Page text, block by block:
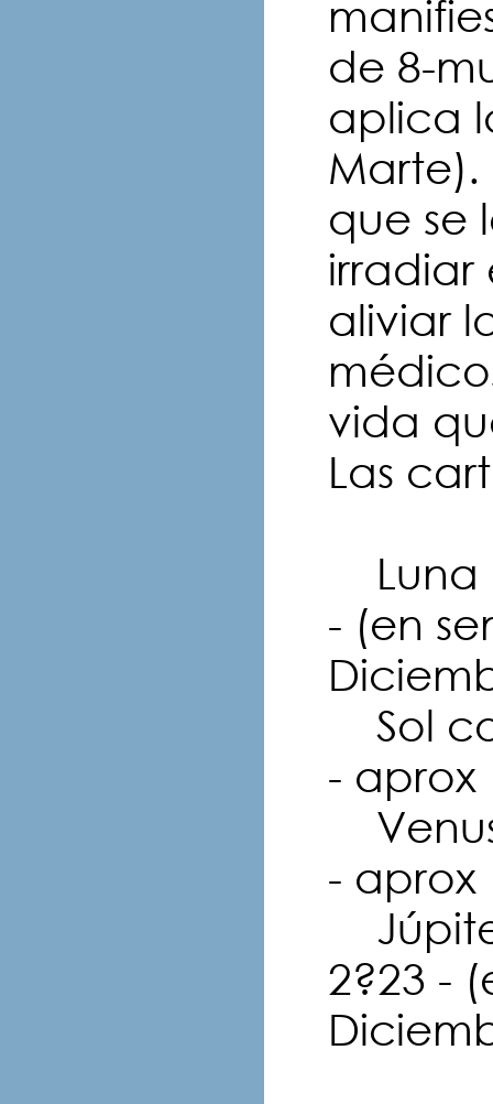
de 8-
aplica
que se
irradiar
aliviar
vida
Las
Luna
- (en
Sol
- aprox
- aprox
2?23 -